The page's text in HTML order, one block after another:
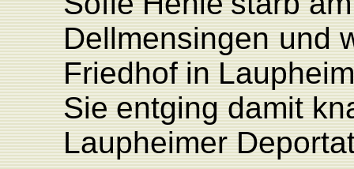
Dellmensingen und
Friedhof in Laupheim
Sie entging damit
Laupheimer